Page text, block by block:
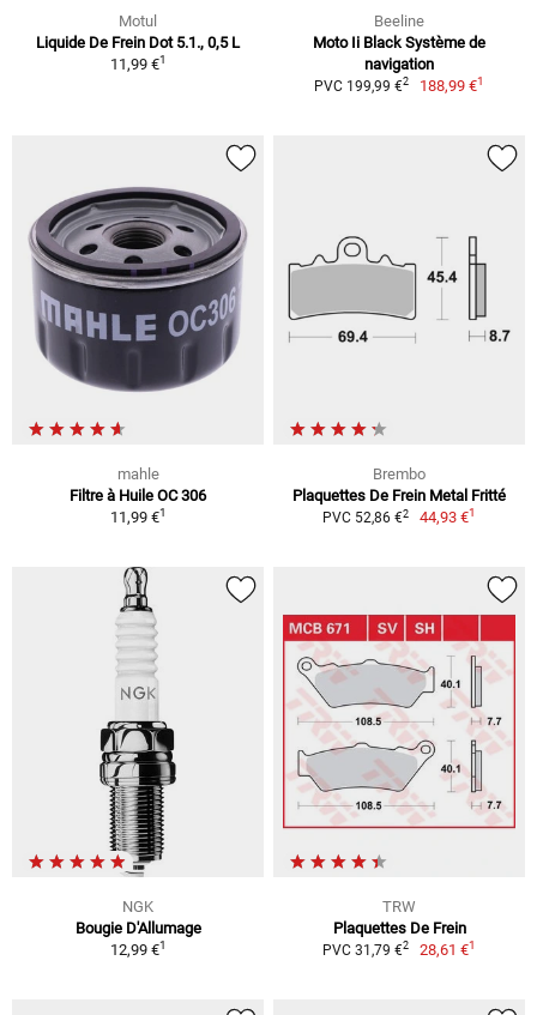
Motul
Liquide De Frein Dot 5.1., 0,5 L
11,99 €1
Beeline
Moto Ii Black Système de
navigation
PVC 199,99 €2 188,99 €1
mahle
Filtre à Huile OC 306
11,99 €1
Brembo
Plaquettes De Frein Metal Fritté
PVC 52,86 €2 44,93 €1
NGK
Bougie D'Allumage
12,99 €1
TRW
Plaquettes De Frein
PVC 31,79 €2 28,61 €1